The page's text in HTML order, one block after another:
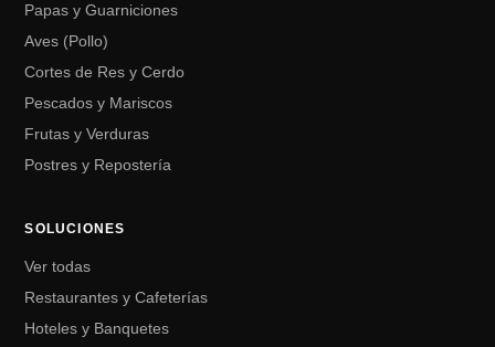
Papas y Guarniciones
Aves (Pollo)
Cortes de Res y Cerdo
Pescados y Mariscos
Frutas y Verduras
Postres y Repostería
SOLUCIONES
Ver todas
Restaurantes y Cafeterías
Hoteles y Banquetes